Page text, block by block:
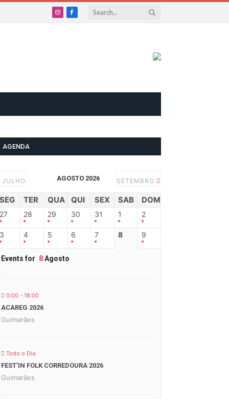
InstagramFacebook
AGENDA
JULHO AGOSTO 2026 SETEMBRO
SEG TER QUA QUI SEX SAB DOM
27 28 29 30 31 1 2
3 4 5 6 7 8 9
Events for 8Agosto
0:00 - 18:00
ACAREG 2026
Guimarães
Todo o Dia
FEST’IN FOLK CORREDOURA 2026
Guimarães